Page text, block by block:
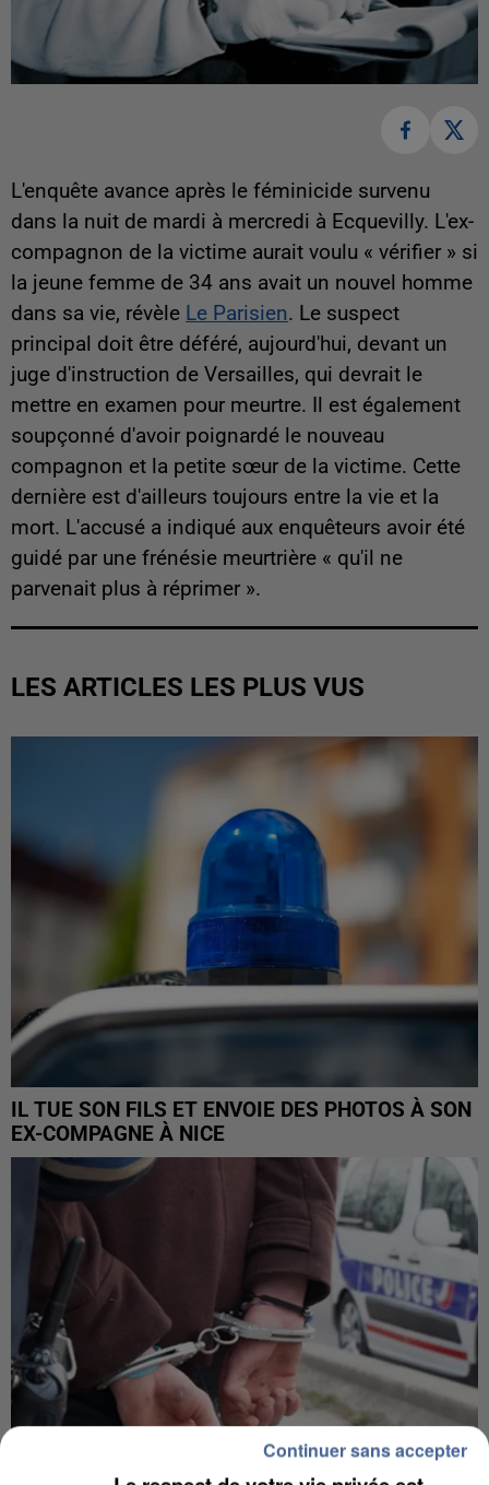
L'enquête avance après le féminicide survenu
dans la nuit de mardi à mercredi à Ecquevilly. L'ex-
compagnon de la victime aurait voulu « vérifier » si
la jeune femme de 34 ans avait un nouvel homme
dans sa vie, révèle Le Parisien. Le suspect
principal doit être déféré, aujourd'hui, devant un
juge d'instruction de Versailles, qui devrait le
mettre en examen pour meurtre. Il est également
soupçonné d'avoir poignardé le nouveau
compagnon et la petite sœur de la victime. Cette
dernière est d'ailleurs toujours entre la vie et la
mort. L'accusé a indiqué aux enquêteurs avoir été
guidé par une frénésie meurtrière « qu'il ne
parvenait plus à réprimer ».
LES ARTICLES LES PLUS VUS
IL TUE SON FILS ET ENVOIE DES PHOTOS À SON
EX-COMPAGNE À NICE
Continuer sans accepter